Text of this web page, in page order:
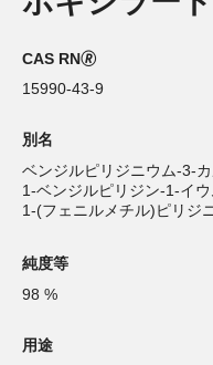
CAS RN🄬
15990-43-9
別名
ベンジルピリジニウム-3-
1-ベンジルピリジン-1-イ
1-(フェニルメチル)ピリジ
純度等
98 %
用途